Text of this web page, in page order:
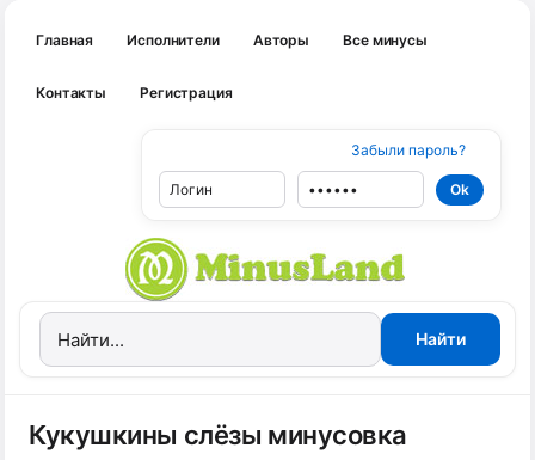
Главная Исполнители Авторы Все минусы
Контакты Регистрация
Забыли пароль?
Кукушкины слёзы минусовка